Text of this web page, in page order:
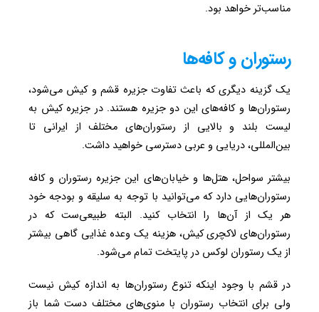
مناسب‌تر خواهد بود.
رستوران و کافه‌ها
یک گزینه دیگری که باعث تفاوت جزیره قشم و کیش می‌شود،
رستوران‌ها و کافه‌های این دو جزیره هستند. در جزیره کیش به
لیست بلند و بالایی از رستوران‌های مختلف از ایرانی تا
بین‌المللی، دریایی و عربی دسترسی خواهید داشت.
بیشتر سواحل، هتل‌ها و خیابان‌های این جزیره رستوران و کافه
رستوران‌هایی دارد که می‌توانید با توجه به سلیقه و بودجه خود
هر یک از آن‌ها را انتخاب کنید. البته طبیعی‌ست که در
رستوران‌های لاکچری کیش، هزینه یک وعده غذایی گاهی بیشتر
از یک رستوران لوکس در پایتخت تمام می‌شود.
در قشم با وجود اینکه تنوع رستوران‌ها به اندازه کیش نیست
ولی برای انتخاب رستوران با منوی‌های مختلف دست شما باز